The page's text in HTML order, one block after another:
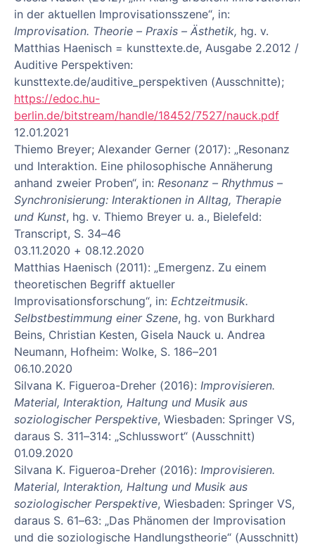
in der aktuellen Improvisationsszene“, in:
Improvisation. Theorie – Praxis – Ästhetik, hg. v.
Matthias Haenisch = kunsttexte.de, Ausgabe 2.2012 /
Auditive Perspektiven:
kunsttexte.de/auditive_perspektiven (Ausschnitte);
https://edoc.hu-
berlin.de/bitstream/handle/18452/7527/nauck.pdf
12.01.2021
Thiemo Breyer; Alexander Gerner (2017): „Resonanz
und Interaktion. Eine philosophische Annäherung
anhand zweier Proben“, in: Resonanz – Rhythmus –
Synchronisierung: Interaktionen in Alltag, Therapie
und Kunst, hg. v. Thiemo Breyer u. a., Bielefeld:
Transcript, S. 34–46
03.11.2020 + 08.12.2020
Matthias Haenisch (2011): „Emergenz. Zu einem
theoretischen Begriff aktueller
Improvisationsforschung“, in: Echtzeitmusik.
Selbstbestimmung einer Szene, hg. von Burkhard
Beins, Christian Kesten, Gisela Nauck u. Andrea
Neumann, Hofheim: Wolke, S. 186–201
06.10.2020
Silvana K. Figueroa-Dreher (2016): Improvisieren.
Material, Interaktion, Haltung und Musik aus
soziologischer Perspektive, Wiesbaden: Springer VS,
daraus S. 311–314: „Schlusswort“ (Ausschnitt)
01.09.2020
Silvana K. Figueroa-Dreher (2016): Improvisieren.
Material, Interaktion, Haltung und Musik aus
soziologischer Perspektive, Wiesbaden: Springer VS,
daraus S. 61–63: „Das Phänomen der Improvisation
und die soziologische Handlungstheorie“ (Ausschnitt)